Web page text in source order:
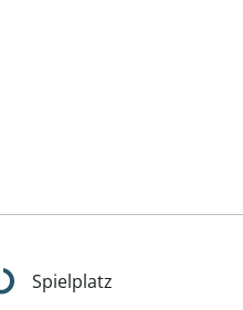
Spielplatz